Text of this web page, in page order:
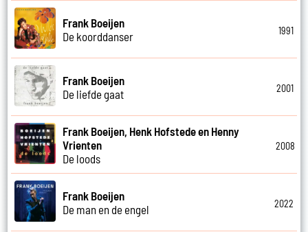
Frank Boeijen
De koorddanser
1991
Frank Boeijen
De liefde gaat
2001
Frank Boeijen, Henk Hofstede en Henny
Vrienten
De loods
2008
Frank Boeijen
De man en de engel
2022